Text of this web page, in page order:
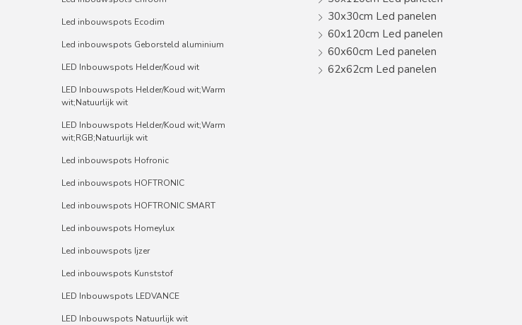
Led inbouwspots Ecodim
Led inbouwspots Geborsteld aluminium
LED Inbouwspots Helder/Koud wit
LED Inbouwspots Helder/Koud wit;Warm
wit;Natuurlijk wit
LED Inbouwspots Helder/Koud wit;Warm
wit;RGB;Natuurlijk wit
Led inbouwspots Hofronic
Led inbouwspots HOFTRONIC
Led inbouwspots HOFTRONIC SMART
Led inbouwspots Homeylux
Led inbouwspots Ijzer
Led inbouwspots Kunststof
LED Inbouwspots LEDVANCE
LED Inbouwspots Natuurlijk wit
30x30cm Led panelen
60x120cm Led panelen
60x60cm Led panelen
62x62cm Led panelen